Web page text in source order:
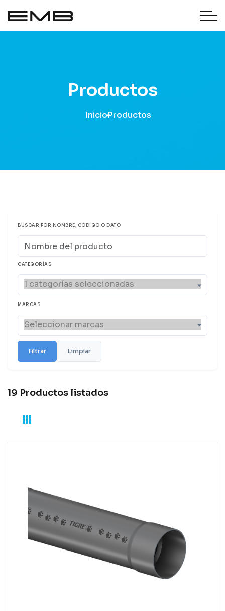
Productos
InicioProductos
BUSCAR POR NOMBRE, CÓDIGO O DATO
CATEGORÍAS
MARCAS
Filtrar Limpiar
19 Productos listados